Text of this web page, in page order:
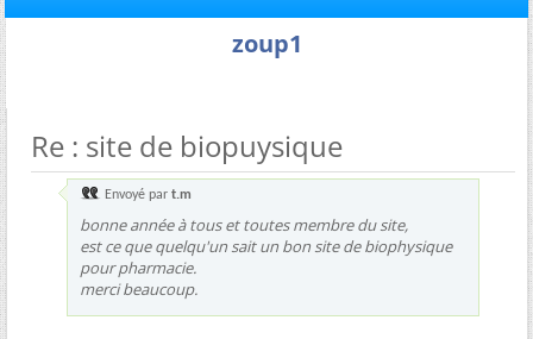
zoup1
Re : site de biopuysique
Envoyé par t.m
bonne année à tous et toutes membre du site,
est ce que quelqu'un sait un bon site de biophysique
pour pharmacie.
merci beaucoup.